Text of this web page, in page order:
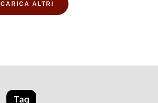
CARICA ALTRI
Tag